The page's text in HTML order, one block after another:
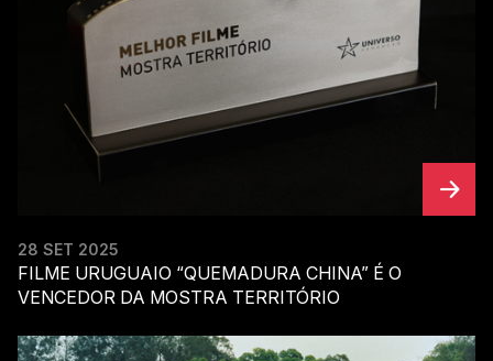
28 SET 2025
FILME URUGUAIO “QUEMADURA CHINA” É O
VENCEDOR DA MOSTRA TERRITÓRIO